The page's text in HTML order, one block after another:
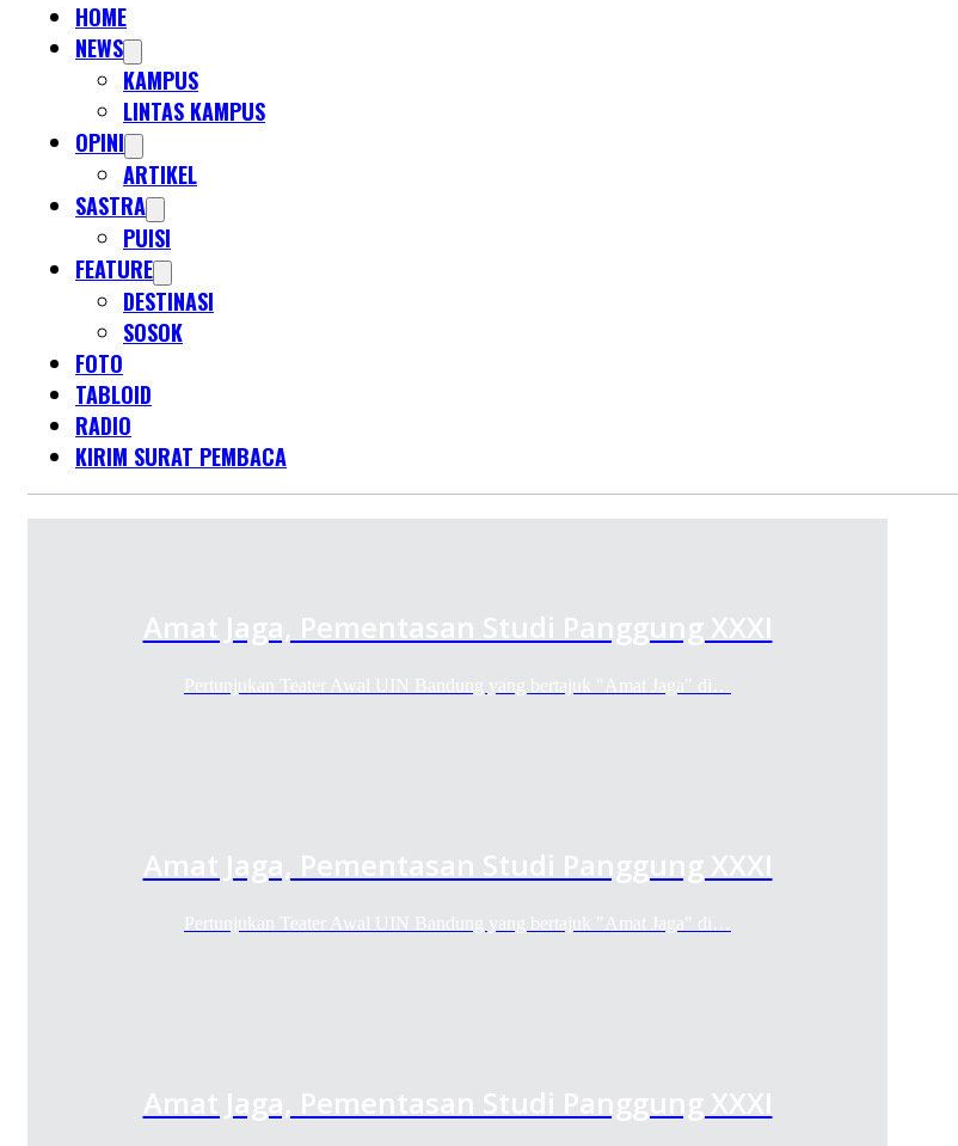
HOME
NEWS
KAMPUS
LINTAS KAMPUS
OPINI
ARTIKEL
SASTRA
PUISI
FEATURE
DESTINASI
SOSOK
FOTO
TABLOID
RADIO
KIRIM SURAT PEMBACA
Amat Jaga, Pementasan Studi Panggung XXXI
Pertunjukan Teater Awal UIN Bandung yang bertajuk "Amat Jaga" di…
Amat Jaga, Pementasan Studi Panggung XXXI
Pertunjukan Teater Awal UIN Bandung yang bertajuk "Amat Jaga" di…
Amat Jaga, Pementasan Studi Panggung XXXI